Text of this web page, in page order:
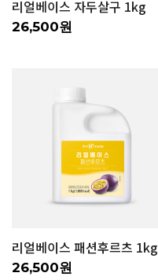
리얼베이스 자두살구 1kg
26,500원
리얼베이스 패션후르츠 1kg
26,500원